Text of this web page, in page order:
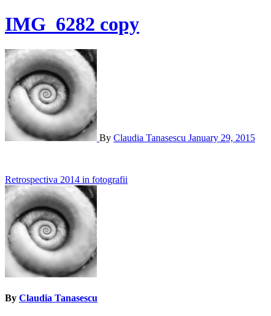
IMG_6282 copy
By Claudia Tanasescu January 29, 2015
Post
navigation
Retrospectiva 2014 in fotografii
By Claudia Tanasescu